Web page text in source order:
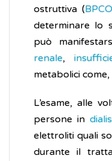
ostruttiva (BPCO
determinare lo
può
renale,
metabolici
L’esame, alle
persone in
elettroliti quali
durante il